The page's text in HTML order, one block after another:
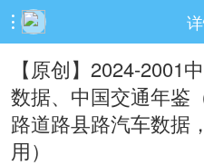

【原创】2024-2001
数据、中国交通年鉴
路道路县路汽车数据
用）